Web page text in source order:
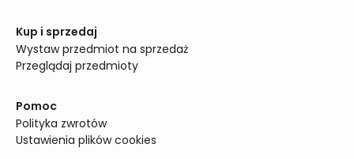
Kup i sprzedaj
Wystaw przedmiot na sprzedaż
Przeglądaj przedmioty
Pomoc
Polityka zwrotów
Ustawienia plików cookies